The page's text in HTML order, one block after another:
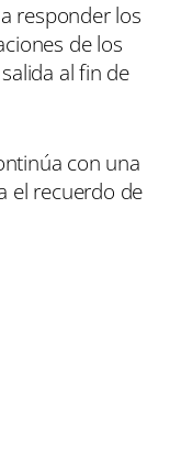
responder los
de los
al fin de
con una
el recuerdo de